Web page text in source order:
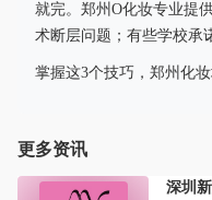
就完。郑州O化妆专业提
术断层问题；有些学校承
掌握这3个技巧，郑州化
更多资讯
深圳